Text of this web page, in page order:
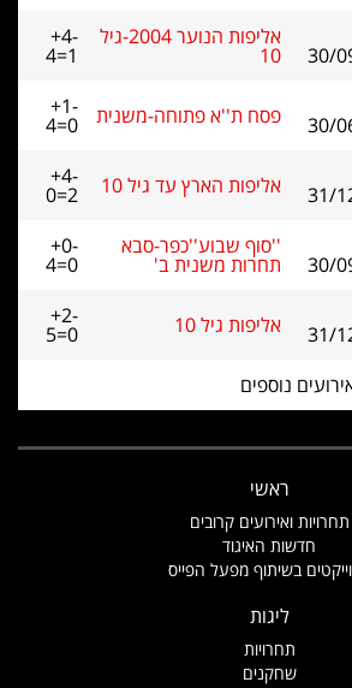
30/
אליפות הנוער 2004-גיל
10
+4-
4=1
30/ פסח ת''א פתוחה-משנית +1-
4=0
31/ אליפות הארץ עד גיל 10 +4-
0=2
30/
''סוף שבוע''כפר-סבא
תחרות משנית ב'
+0-
4=0
31/ אליפות גיל 10 +2-
5=0
נוספים
ראשי
תחרויות ואירועים קרובים
חדשות האיגוד
בשיתוף מפעל הפייס
ליגות
תחרויות
שחקנים